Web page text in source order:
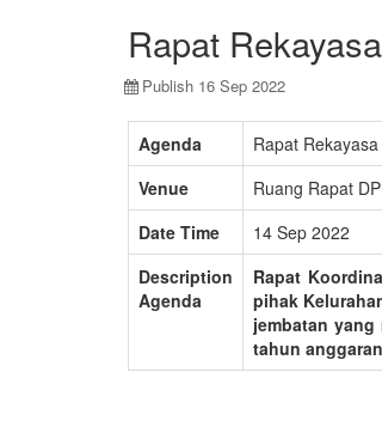
Rapat
Publish 16 Sep 2022
Agenda
Rapat
Venue
Ruang Rapat
Date Time
14 Sep 2022
Description
Agenda
Rapat
pihak
jembatan yang
tahun